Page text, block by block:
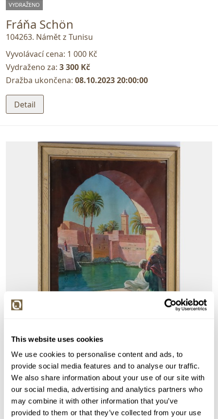
This website uses cookies
We use cookies to personalise content and ads, to
provide social media features and to analyse our traffic.
We also share information about your use of our site with
our social media, advertising and analytics partners who
may combine it with other information that you’ve
provided to them or that they’ve collected from your use
VYDRAŽENO
Fráňa Schön
104263. Námět z Tunisu
Vyvolávací cena: 1 000 Kč
Vydraženo za: 3 300 Kč
Dražba ukončena: 08.10.2023 20:00:00
Detail
VYDRAŽENO DOPORUČUJEME
Fráňa Schön
92826. Z jihu
Vyvolávací cena:
500 Kč